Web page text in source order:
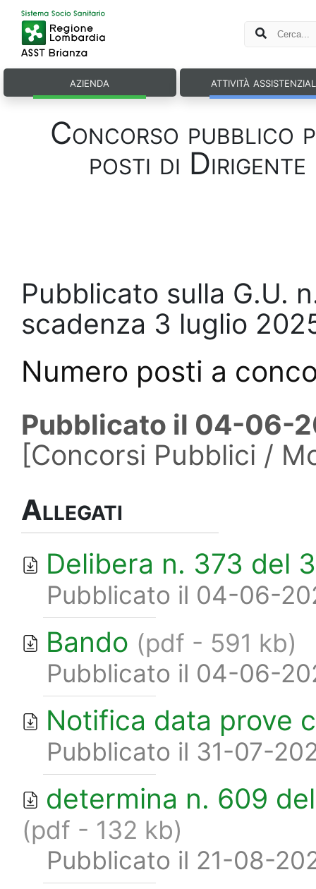
azienda attività
Concorso pubblico
posti di
Pubblicato sulla G.U.
scadenza 3 luglio
Numero posti a
Pubblicato il 04-06-
[Concorsi Pubblici /
Allegati
Delibera n. 373 del
Pubblicato il 04-06-
Bando (pdf - 591 kb)
Pubblicato il 04-06-
Notifica data prove
Pubblicato il 31-07-
determina n. 609
(pdf - 132 kb)
Pubblicato il 21-08-